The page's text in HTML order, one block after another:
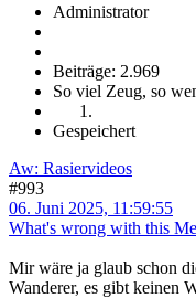
Administrator
Beiträge: 2.969
So viel Zeug, so
Gespeichert
Aw: Rasiervideos
#993
06. Juni 2025, 11:59:55
What's wrong with this
Mir wäre ja glaub schon
Wanderer, es gibt keinen